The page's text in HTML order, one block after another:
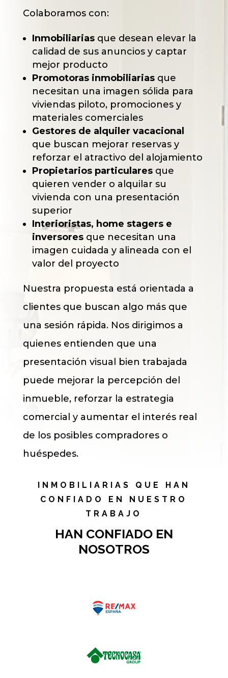
Colaboramos con:
Inmobiliariasque desean elevar la
calidad de sus anuncios y captar
mejor producto
Promotoras inmobiliariasque
necesitan una imagen sólida para
viviendas piloto, promociones y
materiales comerciales
Gestores de alquiler vacacional
que buscan mejorar reservas y
reforzar el atractivo del alojamiento
Propietarios particularesque
quieren vender o alquilar su
vivienda con una presentación
superior
Interioristas, home stagers e
inversoresque necesitan una
imagen cuidada y alineada con el
valor del proyecto
Nuestra propuesta está orientada a
clientes que buscan algo más que
una sesión rápida. Nos dirigimos a
quienes entienden que una
presentación visual bien trabajada
puede mejorar la percepción del
inmueble, reforzar la estrategia
comercial y aumentar el interés real
de los posibles compradores o
huéspedes.
INMOBILIARIAS QUE HAN
CONFIADO EN NUESTRO
TRABAJO
HAN CONFIADO EN
NOSOTROS